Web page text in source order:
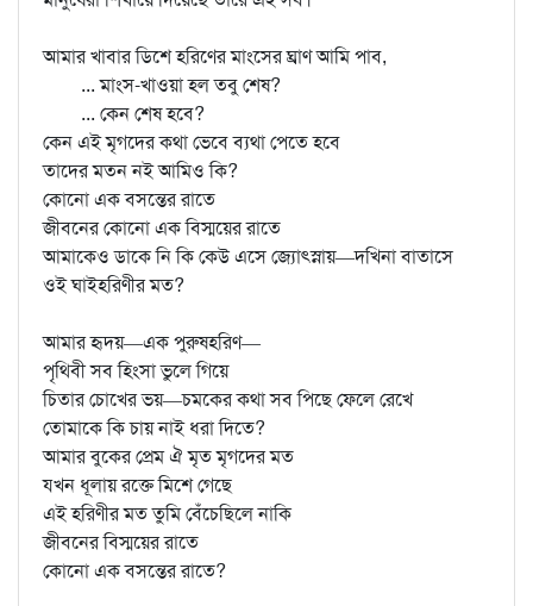
আমার খাবার ডিশে হরিণের মাংসের ঘ্রাণ আমি পাব,
... মাংস-খাওয়া হল তবু শেষ?
... কেন শেষ হবে?
কেন এই মৃগদের কথা ভেবে ব্যথা পেতে হবে
তাদের মতন নই আমিও কি?
কোনো এক বসন্তের রাতে
জীবনের কোনো এক বিস্ময়ের রাতে
আমাকেও ডাকে নি কি কেউ এসে জ্যোৎস্নায়—দখিনা বাতাসে
ওই ঘাইহরিণীর মত?
আমার হৃদয়—এক পুরুষহরিণ—
পৃথিবী সব হিংসা ভুলে গিয়ে
চিতার চোখের ভয়—চমকের কথা সব পিছে ফেলে রেখে
তোমাকে কি চায় নাই ধরা দিতে?
আমার বুকের প্রেম ঐ মৃত মৃগদের মত
যখন ধূলায় রক্তে মিশে গেছে
এই হরিণীর মত তুমি বেঁচেছিলে নাকি
জীবনের বিস্ময়ের রাতে
কোনো এক বসন্তের রাতে?